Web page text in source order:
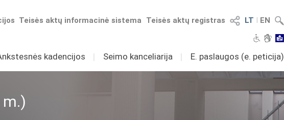
LT I EN
Teisės aktų registras
Teisės aktų informacinė sistema
kadencijos I Seimo kanceliarija I E. paslaugos (e. peticija)